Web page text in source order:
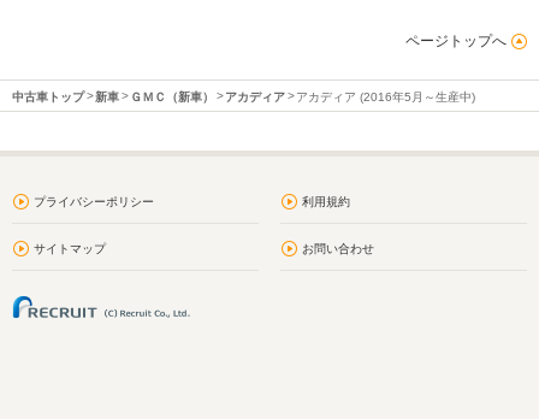
ページトップへ
中古車トップ 新車 ＧＭＣ（新車） アカディア アカディア (2016年5月～生産中)
プライバシーポリシー 利用規約
サイトマップ お問い合わせ